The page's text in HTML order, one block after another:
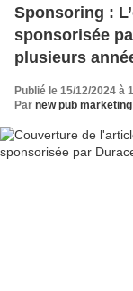
Sponsoring :
sponsorisée
plusieurs
Publié le 15/12/2024 à
Par new pub marketing